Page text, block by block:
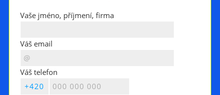
Vaše jméno, příjmení, firma
Váš email
Váš telefon